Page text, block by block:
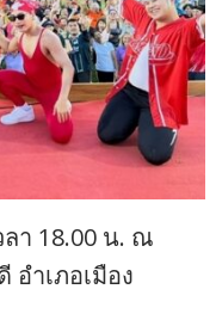
า 18.00 น. ณ
อำเภอเมือง